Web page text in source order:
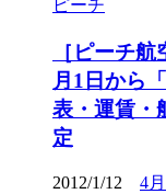
ピーチ
［ピーチ
月1日から
表・運賃・
定
2012/1/12 4